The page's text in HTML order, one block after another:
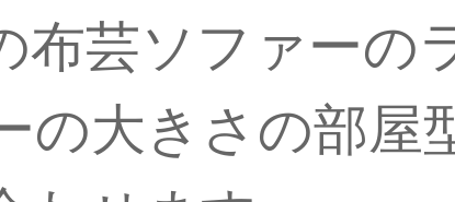
布芸ソファーの
の大きさの部屋